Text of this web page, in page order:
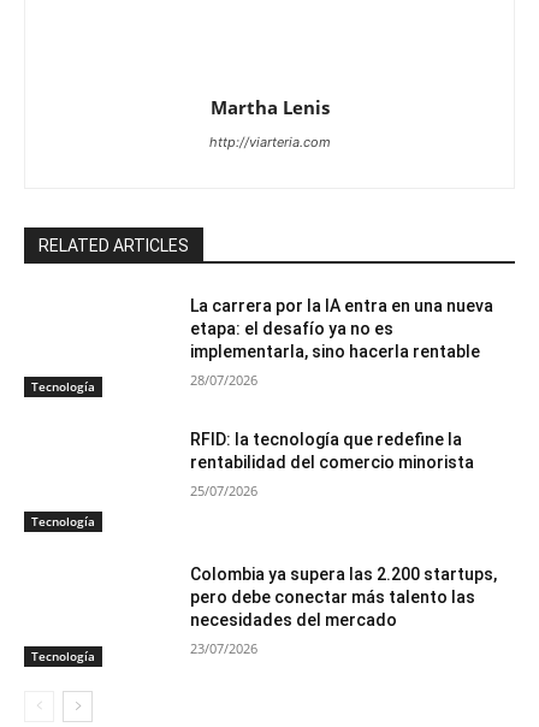
Martha Lenis
http://viarteria.com
RELATED ARTICLES
Tecnología
La carrera por la IA entra en una nueva
etapa: el desafío ya no es
implementarla, sino hacerla rentable
28/07/2026
Tecnología
RFID: la tecnología que redefine la
rentabilidad del comercio minorista
25/07/2026
Tecnología
Colombia ya supera las 2.200 startups,
pero debe conectar más talento las
necesidades del mercado
23/07/2026